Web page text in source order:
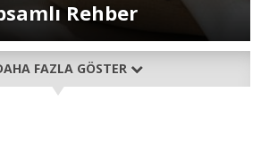
Rehber
FAZLA GÖSTER